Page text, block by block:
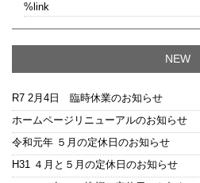
%link
NEW
R7 2月4日 臨時休業のお知らせ
ホームページリニューアルのお知らせ
令和元年 ５月の定休日のお知らせ
H31 ４月と５月の定休日のお知らせ